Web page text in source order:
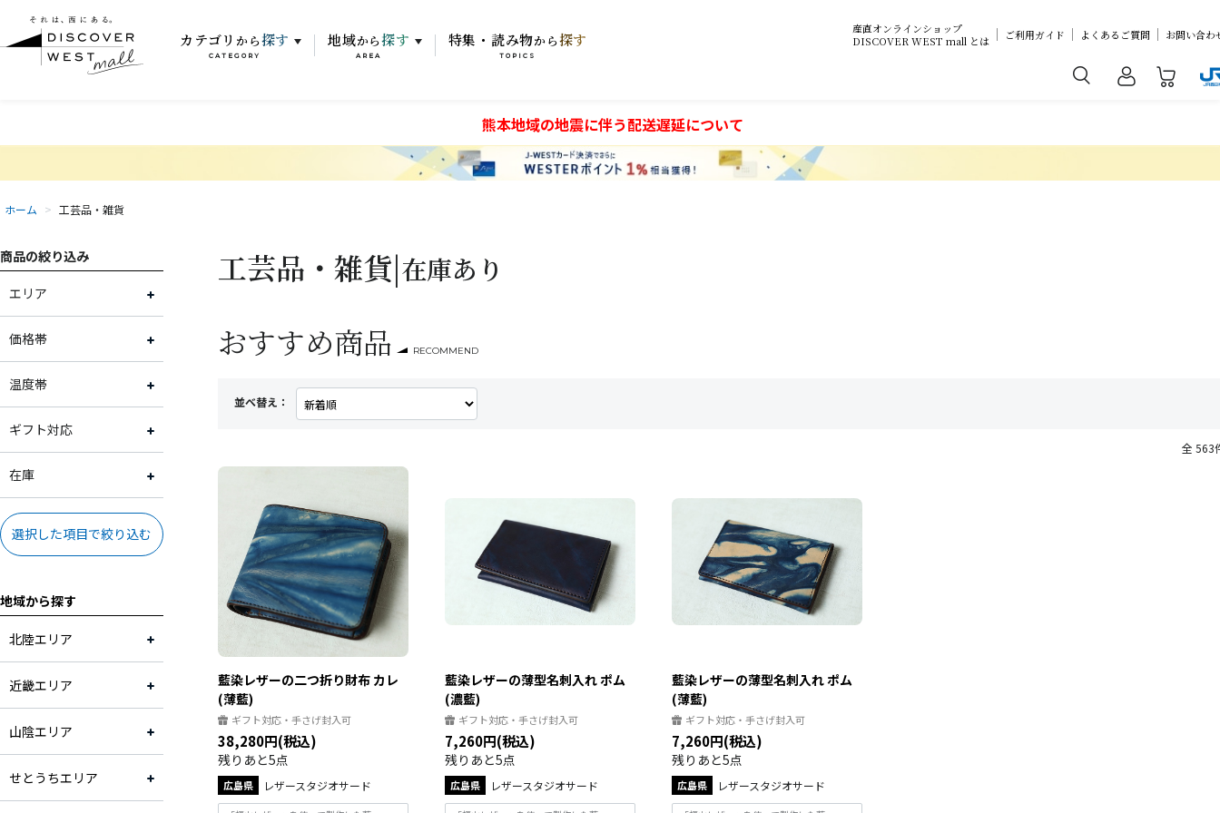
カテゴリ から 探す
CATEGORY
地域から 探す
AREA
特集・読み物から 探す
TOPICS
産直オンラインショップ
DISCOVER WEST mall とは
ご利用ガイド よくあるご質問 お問い合わ
熊本地域の地震に伴う配送遅延について
ホーム > 工芸品・雑貨
商品の絞り込み
エリア
富山県
石川県
大阪府
兵庫県
奈良県
鳥取県
価格帯
～2,000円
2,001円～3,000円
3,001円～4,000円
4,001円～5,000円
10,001円～
温度帯
常温
冷蔵
ギフト対応
ギフト対応可
ギフト対応不可
在庫
在庫あり
選択した項目で絞り込む
地域から探す
北陸エリア
近畿エリア
山陰エリア
せとうちエリア
工芸品・雑貨|在庫あり
おすすめ商品 RECOMMEND
並べ替え：
全 563
藍染レザーの二つ折り財布 カレ
(薄藍)
ギフト対応・手さげ封入可
38,280円(税込)
残りあと5点
広島県 レザースタジオサード
藍染レザーの薄型名刺入れ ポム
(濃藍)
ギフト対応・手さげ封入可
7,260円(税込)
残りあと5点
広島県 レザースタジオサード
藍染レザーの薄型名刺入れ ポム
(薄藍)
ギフト対応・手さげ封入可
7,260円(税込)
残りあと5点
広島県 レザースタジオサード